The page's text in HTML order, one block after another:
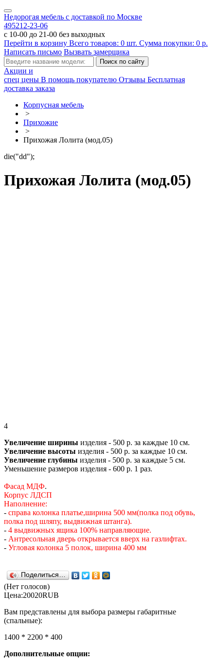
Недорогая мебель с доставкой по Москве
495212-23-06
с 10-00 до 21-00 без выходных
Перейти в корзину Всего товаров: 0 шт. Сумма покупки: 0 р.
Написать письмо Вызвать замерщика
Акции и
спец цены В помощь покупателю Отзывы Бесплатная
доставка заказа
Корпусная мебель
>
Прихожие
>
Прихожая Лолита (мод.05)
die("dd");
Прихожая Лолита (мод.05)
4
Увеличение ширины изделия - 500 р. за каждые 10 см.
Увеличение высоты изделия - 500 р. за каждые 10 см.
Увеличение глубины изделия - 500 р. за каждые 5 см.
Уменьшение размеров изделия - 600 р. 1 раз.
Фасад МДФ.
Корпус ЛДСП
Наполнение:
- справа колонка платье,ширина 500 мм(полка под обувь,
полка под шляпу, выдвижная штанга).
- 4 выдвижных ящика 100% направляющие.
- Антресольная дверь открывается вверх на газлифтах.
- Угловая колонка 5 полок, ширина 400 мм
Поделиться…
(Нет голосов)
Цена:20020RUB
Вам представлены для выбора размеры габаритные
(спальные):
1400 * 2200 * 400
Дополнительные опции: